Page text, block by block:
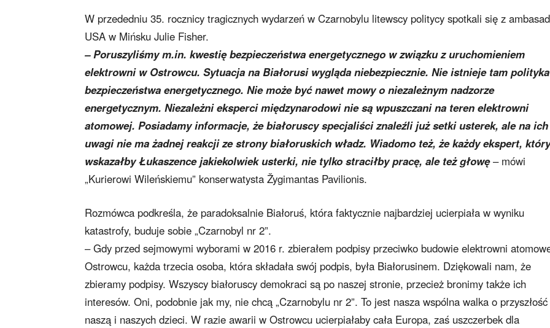
W przededniu 35. rocznicy tragicznych wydarzeń w Czarnobylu litewscy politycy spotkali się z
USA w Mińsku Julie Fisher.
– Poruszyliśmy m.in. kwestię bezpieczeństwa energetycznego w związku z uruchomieniem
elektrowni w Ostrowcu. Sytuacja na Białorusi wygląda niebezpiecznie. Nie istnieje tam polityka
bezpieczeństwa energetycznego. Nie może być nawet mowy o niezależnym nadzorze
energetycznym. Niezależni eksperci międzynarodowi nie są wpuszczani na teren elektrowni
atomowej. Posiadamy informacje, że białoruscy specjaliści znaleźli już setki usterek, ale na ich
uwagi nie ma żadnej reakcji ze strony białoruskich władz. Wiadomo też, że każdy ekspert, który
wskazałby Łukaszence jakiekolwiek usterki, nie tylko straciłby pracę, ale też głowę– mówi
„Kurierowi Wileńskiemu” konserwatysta Žygimantas Pavilionis.
Rozmówca podkreśla, że paradoksalnie Białoruś, która faktycznie najbardziej ucierpiała w wyniku
katastrofy, buduje sobie „Czarnobyl nr 2”.
– Gdy przed sejmowymi wyborami w 2016 r. zbierałem podpisy przeciwko budowie elektrowni
Ostrowcu, każda trzecia osoba, która składała swój podpis, była Białorusinem. Dziękowali nam, że
zbieramy podpisy. Wszyscy białoruscy demokraci są po naszej stronie, przecież bronimy także ich
interesów. Oni, podobnie jak my, nie chcą „Czarnobylu nr 2”. To jest nasza wspólna walka o przyszłość
naszą i naszych dzieci. W razie awarii w Ostrowcu ucierpiałaby cała Europa, zaś uszczerbek dla